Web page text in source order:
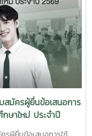
สมัครผู้ยื่นข้อเสนอการ
ษาใหม่ ประจำปี